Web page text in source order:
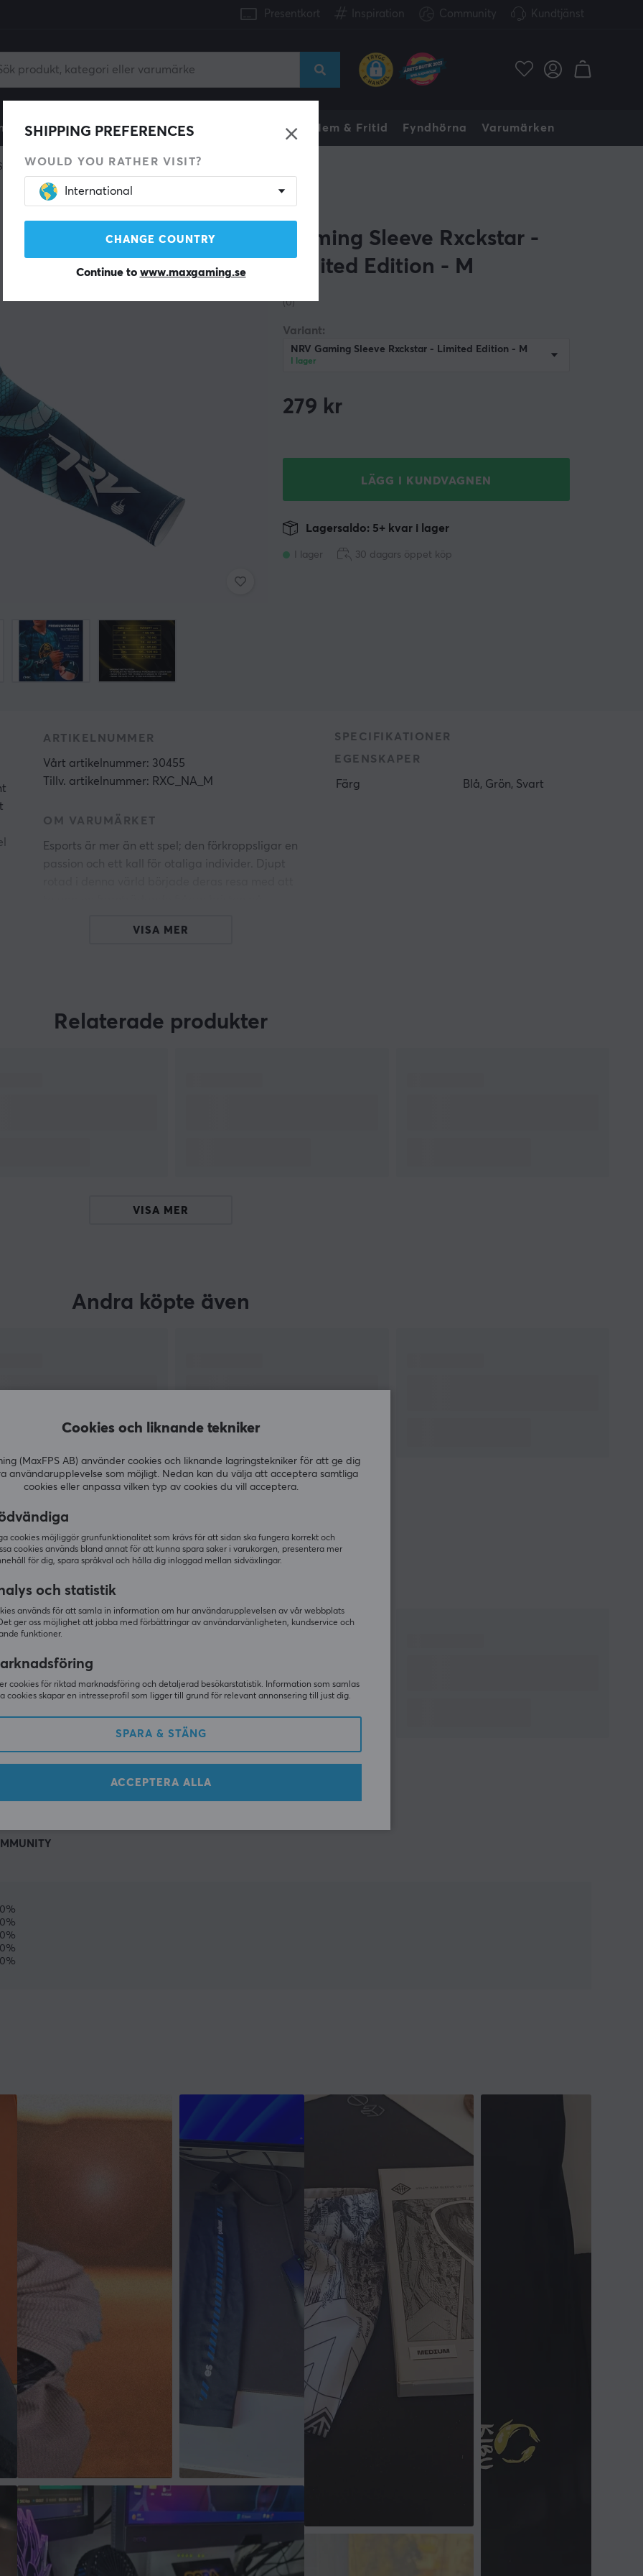
Presentkort Inspiration Community Kundtjänst
Konsol Gamingstol Mobiltillbehör Hem & Fritid Fyndhörna Varumärken
SHIPPING PREFERENCES
WOULD YOU RATHER VISIT?
International
CHANGE COUNTRY
Continue to www.maxgaming.se
Gaming Sleeve Rxckstar -
Limited Edition - M
(0)
Variant:
NRV Gaming Sleeve Rxckstar - Limited Edition - M
I lager
279 kr
LÄGG I KUNDVAGNEN
I lager
Lagersaldo: 5+ kvar i lager
30 dagars öppet köp
ARTIKELNUMMER
Vårt artikelnummer: 30455
Tillv. artikelnummer: RXC_NA_M
OM VARUMÄRKET
Esports är mer än ett spel; den förkroppsligar en
engagera sig i gaming community, särskilt
SPECIFIKATIONER
EGENSKAPER
Färg Blå, Grön, Svart
VISA MER
Relaterade produkter
VISA MER
Andra köpte även
VISA MER
Andra tittade även på
0%
0%
0%
0%
0%
Cookies och liknande tekniker
(MaxFPS AB) använder cookies och liknande lagringstekniker för att ge dig
användarupplevelse som möjligt. Nedan kan du välja att acceptera samtliga
cookies eller anpassa vilken typ av cookies du vill acceptera.
cookies möjliggör grunfunktionalitet som krävs för att sidan ska fungera korrekt och
cookies används bland annat för att kunna spara saker i varukorgen, presentera mer
för dig, spara språkval och hålla dig inloggad mellan sidväxlingar.
och statistik
används för att samla in information om hur användarupplevelsen av vår webbplats
ger oss möjlighet att jobba med förbättringar av användarvänligheten, kundservice och
funktioner.
cookies för riktad marknadsföring och detaljerad besökarstatistik. Information som samlas
cookies skapar en intresseprofil som ligger till grund för relevant annonsering till just dig.
SPARA & STÄNG
ACCEPTERA ALLA